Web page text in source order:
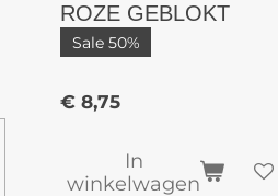
ROZE GEBLOKT
Sale 50%
€ 8,75
In
winkelwagen